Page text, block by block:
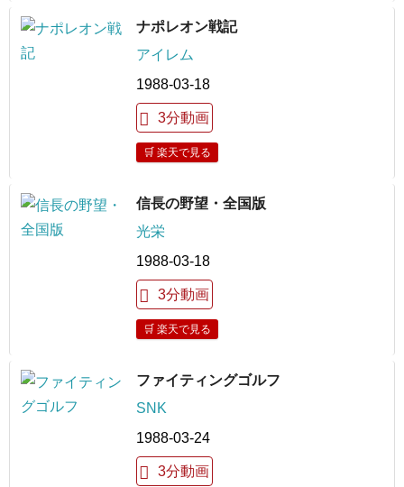
ナポレオン戦記
アイレム
1988-03-18
3分動画
🛒 楽天で見る
信長の野望・全国版
光栄
1988-03-18
3分動画
🛒 楽天で見る
ファイティングゴルフ
SNK
1988-03-24
3分動画